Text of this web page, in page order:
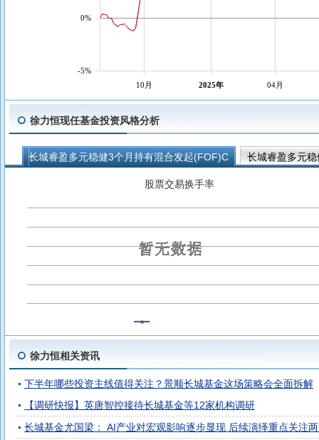
10月 2025年 04月
-5%
0%
徐力恒现任基金投资风格分析
长城睿盈多元稳健3个月持有混合发起(FOF)C
长城睿盈多元
长城恒康稳健养老一年持有混合发起式(FOF)A
股票交易换手率
徐力恒相关资讯
下半年哪些投资主线值得关注？景顺长城基金这场策略会全面拆解
【调研快报】英唐智控接待长城基金等12家机构调研
长城基金尤国梁： AI产业对宏观影响逐步显现 后续演绎重点关注